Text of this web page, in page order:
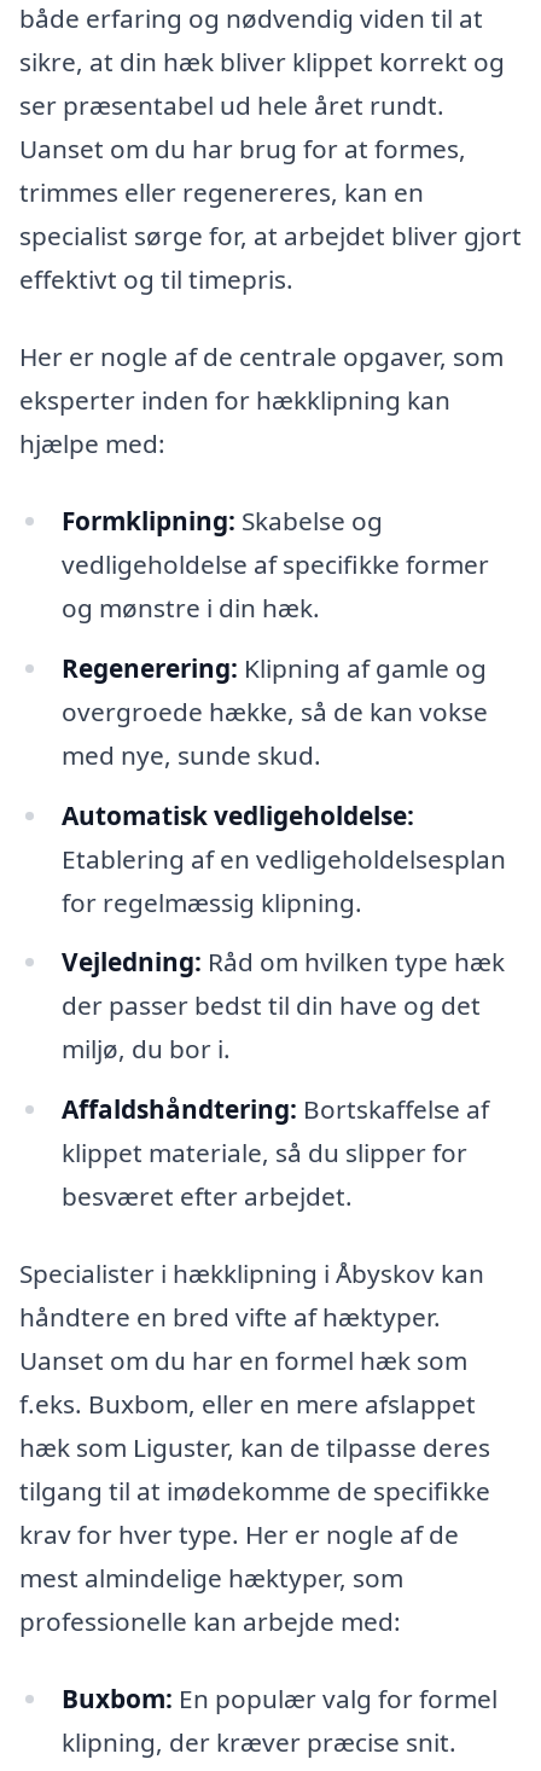
både erfaring og nødvendig viden til at
sikre, at din hæk bliver klippet korrekt og
ser præsentabel ud hele året rundt.
Uanset om du har brug for at formes,
trimmes eller regenereres, kan en
specialist sørge for, at arbejdet bliver gjort
effektivt og til timepris.
Her er nogle af de centrale opgaver, som
eksperter inden for hækklipning kan
hjælpe med:
Formklipning: Skabelse og
vedligeholdelse af specifikke former
og mønstre i din hæk.
Regenerering: Klipning af gamle og
overgroede hække, så de kan vokse
med nye, sunde skud.
Automatisk vedligeholdelse:
Etablering af en vedligeholdelsesplan
for regelmæssig klipning.
Vejledning: Råd om hvilken type hæk
der passer bedst til din have og det
miljø, du bor i.
Affaldshåndtering: Bortskaffelse af
klippet materiale, så du slipper for
besværet efter arbejdet.
Specialister i hækklipning i Åbyskov kan
håndtere en bred vifte af hæktyper.
Uanset om du har en formel hæk som
f.eks. Buxbom, eller en mere afslappet
hæk som Liguster, kan de tilpasse deres
tilgang til at imødekomme de specifikke
krav for hver type. Her er nogle af de
mest almindelige hæktyper, som
professionelle kan arbejde med:
Buxbom: En populær valg for formel
klipning, der kræver præcise snit.